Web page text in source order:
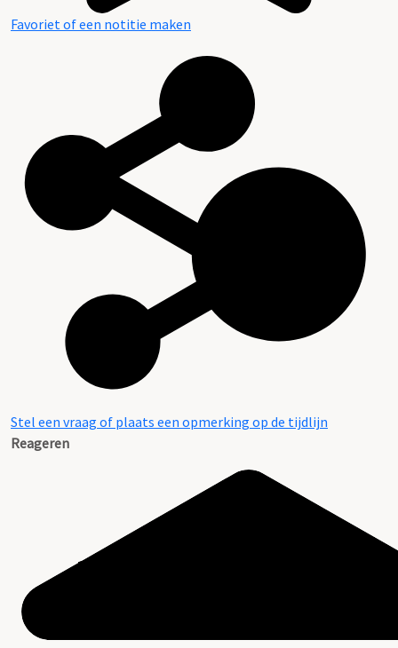
Favoriet of een notitie maken
Stel een vraag of plaats een opmerking op de tijdlijn
Reageren